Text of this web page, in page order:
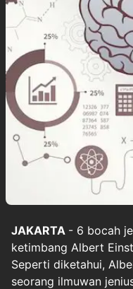
JAKARTA - 6 bocah
ketimbang Albert
Seperti diketahui,
seorang ilmuwan